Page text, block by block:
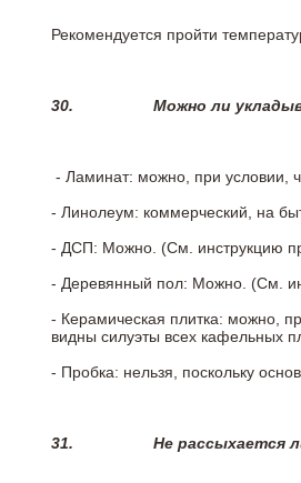
Рекомендуется пройти
30. Можно ли
- Ламинат: можно, при условии,
- Линолеум: коммерческий, на
- ДСП: Можно. (См. инструкцию
- Деревянный пол: Можно. (См.
- Керамическая плитка: можно,
видны силуэты всех кафельных
- Пробка: нельзя, поскольку
31. Не рассыхается